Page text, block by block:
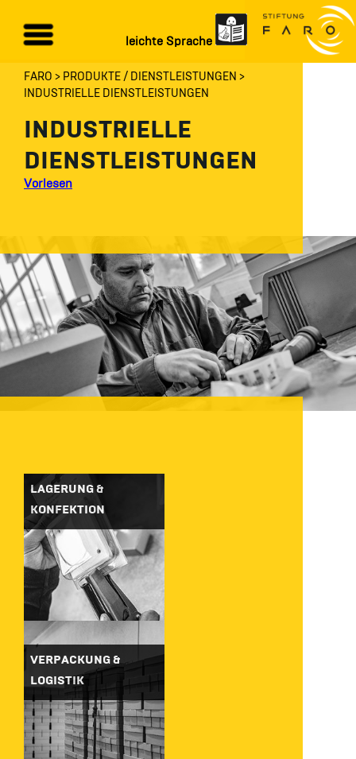
leichte Sprache
FARO
PRODUKTE / DIENSTLEISTUNGEN
INDUSTRIELLE DIENSTLEISTUNGEN
INDUSTRIELLE
DIENSTLEISTUNGEN
Vorlesen
LAGERUNG &
KONFEKTION
VERPACKUNG &
LOGISTIK